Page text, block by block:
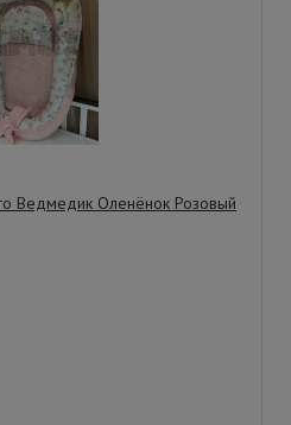
Ведмедик Оленёнок Розовый